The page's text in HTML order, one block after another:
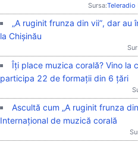
Sursa:
„A ruginit frunza din vii”, dar
la Chișinău
Îți place muzica corală? Vino la
participa 22 de formații din 6 țări
Ascultă cum „A ruginit frunza
Internațional de muzică corală